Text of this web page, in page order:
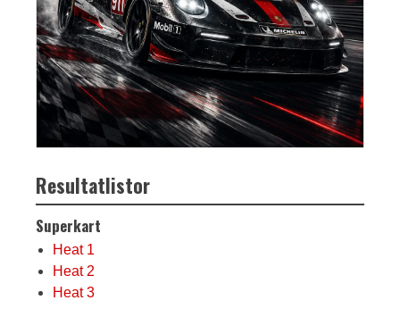
Resultatlistor
Superkart
Heat 1
Heat 2
Heat 3